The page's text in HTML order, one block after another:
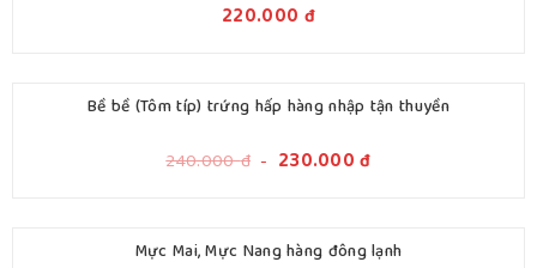
220.000 đ
Bề bề (Tôm típ) trứng hấp hàng nhập tận thuyền
240.000đ - 230.000đ
Mực Mai, Mực Nang hàng đông lạnh